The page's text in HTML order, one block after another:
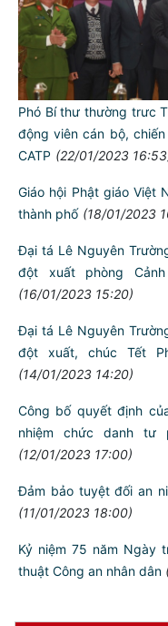
Phó Bí thư thường trưc
động viên cán bộ,
CATP (22/01/2023
Giáo hội Phật giáo Việt
thành phố (18/01/2023
Đại tá Lê Nguyên
đột xuất phòng
(16/01/2023 15:20)
Đại tá Lê Nguyên
đột xuất, chúc Tết
(14/01/2023 14:20)
Công bố quyết định
nhiệm chức danh tư
(12/01/2023 17:00)
Đảm bảo tuyệt đối an
(11/01/2023 18:00)
Kỷ niệm 75 năm Ngày
thuật Công an nhân dân
NGƯỜI